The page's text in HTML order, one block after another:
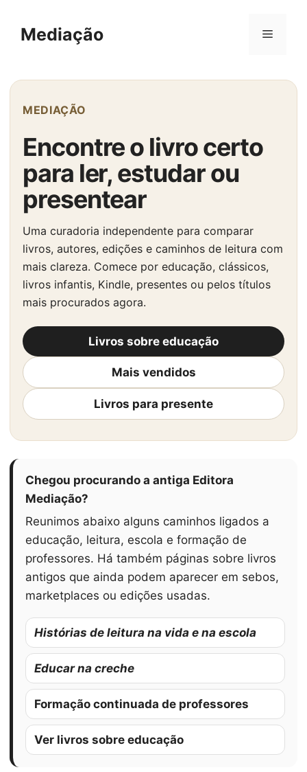
paraMediação Menu
MEDIAÇÃO
Encontre o livro certo
para ler, estudar ou
presentear
Uma curadoria independente para comparar
livros, autores, edições e caminhos de leitura com
mais clareza. Comece por educação, clássicos,
livros infantis, Kindle, presentes ou pelos títulos
mais procurados agora.
Livros sobre educação
Mais vendidos
Livros para presente
Chegou procurando a antiga Editora
Mediação?
Reunimos abaixo alguns caminhos ligados a
educação, leitura, escola e formação de
professores. Há também páginas sobre livros
antigos que ainda podem aparecer em sebos,
marketplaces ou edições usadas.
Histórias de leitura na vida e na escola
Educar na creche
Formação continuada de professores
Ver livros sobre educação